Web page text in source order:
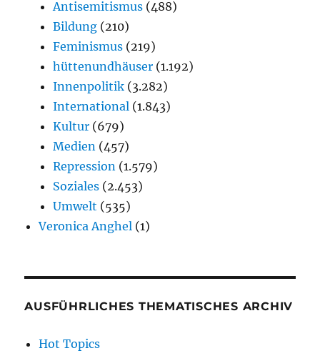
Antisemitismus (488)
Bildung (210)
Feminismus (219)
hüttenundhäuser (1.192)
Innenpolitik (3.282)
International (1.843)
Kultur (679)
Medien (457)
Repression (1.579)
Soziales (2.453)
Umwelt (535)
Veronica Anghel (1)
AUSFÜHRLICHES THEMATISCHES ARCHIV
Hot Topics